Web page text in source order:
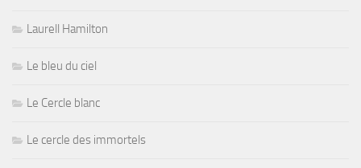
Laurell Hamilton
Le bleu du ciel
Le Cercle blanc
Le cercle des immortels